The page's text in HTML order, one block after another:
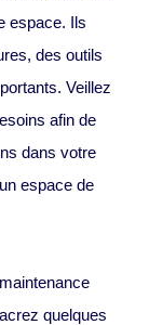
espace. Ils
des outils
Veillez
afin de
dans votre
espace de
quelques